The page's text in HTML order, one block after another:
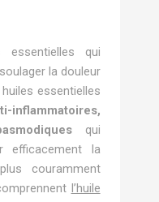
essentielles qui
la douleur
essentielles
inflammatoires,
qui
efficacement la
couramment
l’huile